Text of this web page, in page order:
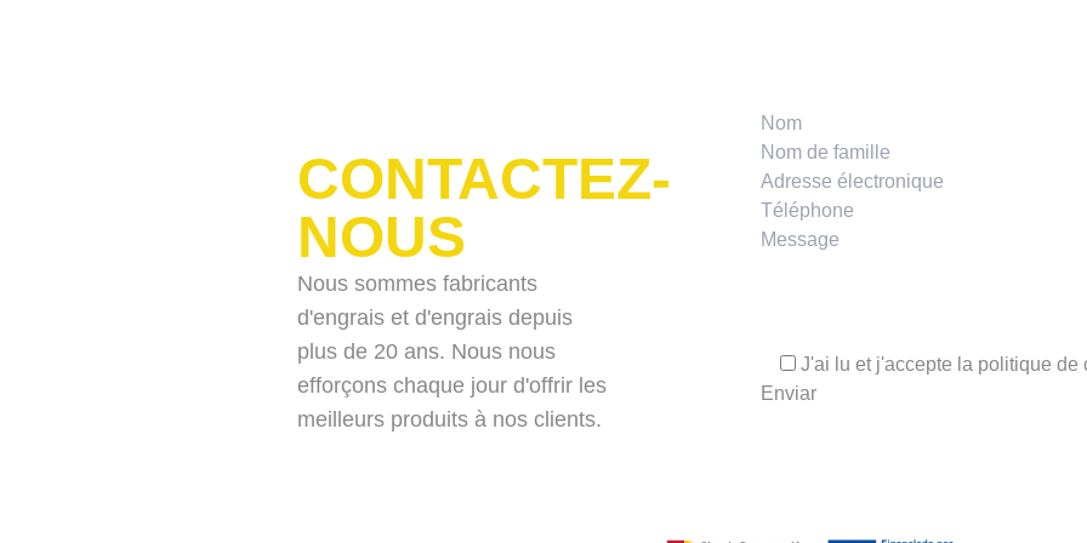
CONTACTEZ-
NOUS
Nous sommes fabricants
d'engrais et d'engrais depuis
plus de 20 ans. Nous nous
efforçons chaque jour d'offrir les
meilleurs produits à nos clients.
J'ai lu et j'accepte la politique de